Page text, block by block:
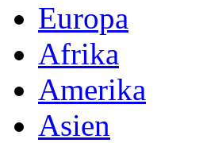
Europa
Afrika
Amerika
Asien